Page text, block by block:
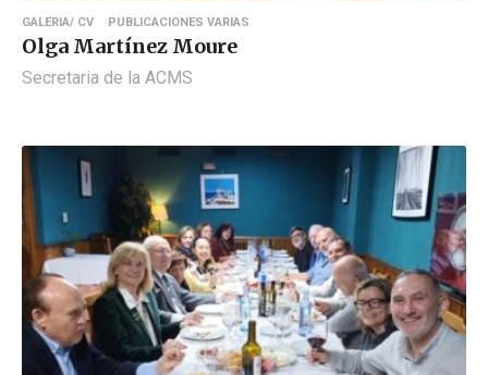
GALERIA/ CV PUBLICACIONES VARIAS
Olga Martínez Moure
Secretaria de la ACMS